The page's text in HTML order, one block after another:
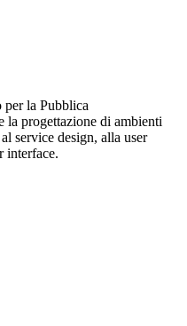
per la Pubblica
la progettazione di ambienti
service design, alla user
interface.